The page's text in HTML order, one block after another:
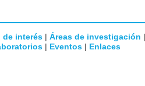
de interés | Áreas de investigación |
| Eventos | Enlaces